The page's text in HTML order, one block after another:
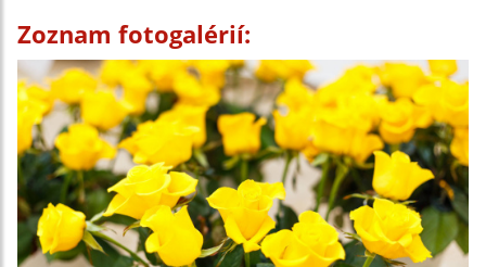
Zoznam fotogalérií: